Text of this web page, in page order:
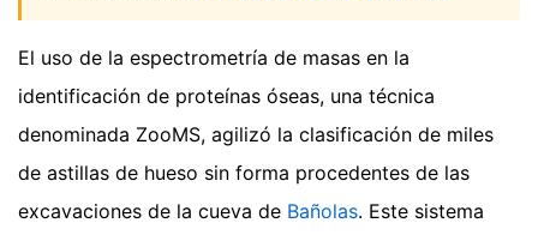
El uso de la espectrometría de masas en la
identificación de proteínas óseas, una técnica
denominada ZooMS, agilizó la clasificación de miles
de astillas de hueso sin forma procedentes de las
excavaciones de la cueva de Bañolas. Este sistema